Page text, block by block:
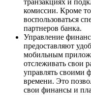
транзакциях и
комиссии. Кроме
воспользоваться
партнеров банка.
Управление
предоставляют
мобильным
отслеживать свои
управлять своими
времени. Это
свои финансы и